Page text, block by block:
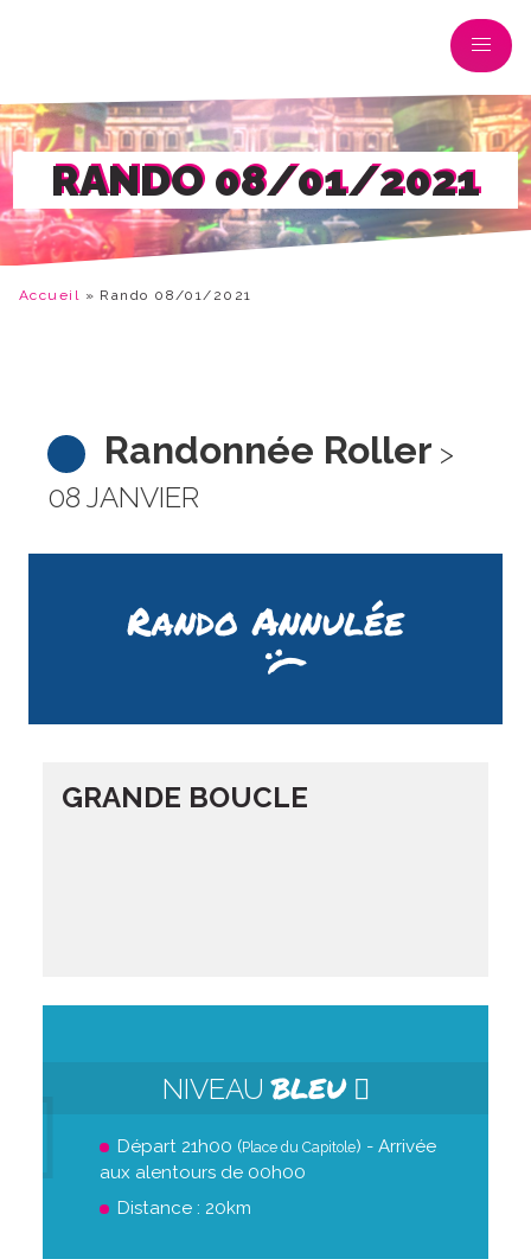
RANDO 08/01/2021
Accueil » Rando 08/01/2021
Randonnée Roller >
08 JANVIER
Rando Annulée
GRANDE BOUCLE
NIVEAUBLEU
Départ 21h00 (Place du Capitole) - Arrivée
aux alentours de 00h00
Distance : 20km